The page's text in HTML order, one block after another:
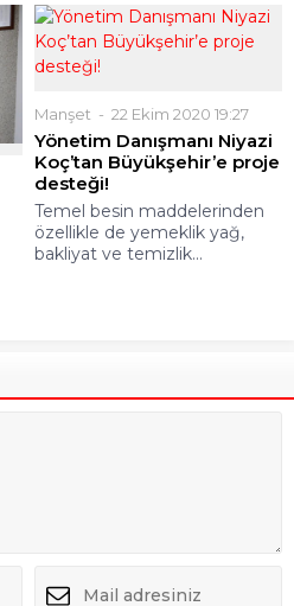
Manşet 22 Ekim 2020 19:27
Yönetim Danışmanı Niyazi
Koç’tan Büyükşehir’e proje
desteği!
Temel besin maddelerinden
özellikle de yemeklik yağ,
bakliyat ve temizlik...